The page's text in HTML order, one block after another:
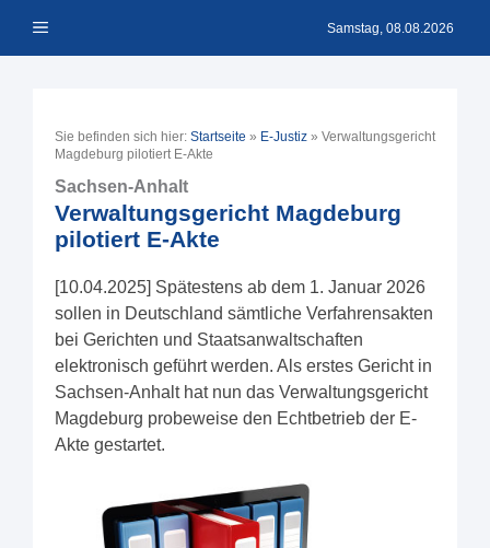
Inhalt Menü Samstag, 08.08.2026
Sie befinden sich hier: Startseite » E-Justiz » Verwaltungsgericht
Magdeburg pilotiert E-Akte
Sachsen-Anhalt
Verwaltungsgericht Magdeburg
pilotiert E-Akte
[10.04.2025] Spätestens ab dem 1. Januar 2026
sollen in Deutschland sämtliche Verfahrensakten
bei Gerichten und Staatsanwaltschaften
elektronisch geführt werden. Als erstes Gericht in
Sachsen-Anhalt hat nun das Verwaltungsgericht
Magdeburg probeweise den Echtbetrieb der E-
Akte gestartet.